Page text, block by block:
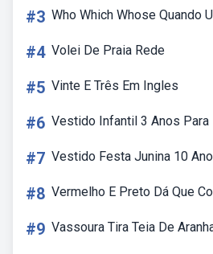
#3 Who Which Whose Quando
#4 Volei De Praia Rede
#5 Vinte E Três Em Ingles
#6 Vestido Infantil 3 Anos Para
#7 Vestido Festa Junina 10
#8 Vermelho E Preto Dá Que
#9 Vassoura Tira Teia De